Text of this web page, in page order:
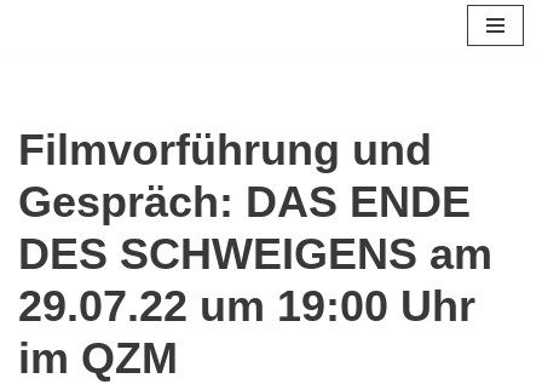
Filmvorführung und
Gespräch: DAS ENDE
DES SCHWEIGENS am
29.07.22 um 19:00 Uhr
im QZM